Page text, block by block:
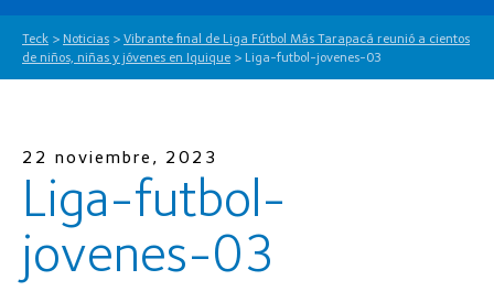
Teck > Noticias > Vibrante final de Liga Fútbol Más Tarapacá reunió a cientos
de niños, niñas y jóvenes en Iquique > Liga-futbol-jovenes-03
22 noviembre, 2023
Liga-futbol-
jovenes-03